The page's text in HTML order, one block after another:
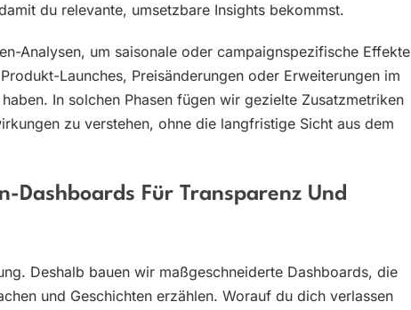
du relevante, umsetzbare Insights bekommst.
Analysen, um saisonale oder campaignspezifische Effekte
Launches, Preisänderungen oder Erweiterungen im
In solchen Phasen fügen wir gezielte Zusatzmetriken
zu verstehen, ohne die langfristige Sicht aus dem
Dashboards Für Transparenz Und
Deshalb bauen wir maßgeschneiderte Dashboards, die
und Geschichten erzählen. Worauf du dich verlassen